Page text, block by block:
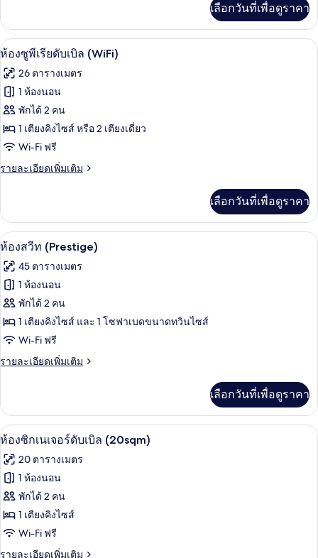
(35sqm)
เกี่ยว
กับ
ห้อง
เนียร์
สวี
(35sqm)
เลือกวันที่เพื่อดูราคา
เปิด
ภาพถ่าย
ทั้งหมด
ของ
ห้อง
ซู
พี
บเบิล
(WiFi)
ห้องซูพีเรียดับเบิล (WiFi) | เครื่องนอ
10
ห้องซูพีเรียดับเบิล (WiFi)
26 ตารางเมตร
1 ห้องนอน
พักได้ 2 คน
1 เตียงคิงไซส์ หรือ 2 เตียงเดี่ยว
Wi-Fi ฟรี
รายละเอียดเพิ่มเติม
ราย
เกี่ยว
กับ
ห้อง
พี
เรียดั
(WiFi)
เลือกวันที่เพื่อดูราคา
เปิด
ภาพถ่าย
ทั้งหมด
ของ
ห้อง
สวีท
(Prestige)
ห้องสวีท (Prestige) | เครื่องนอนระดั
5
ห้องสวีท (Prestige)
45 ตารางเมตร
1 ห้องนอน
พักได้ 2 คน
1 เตียงคิงไซส์ และ 1 โซฟาเบดขนาดทวินไซส์
Wi-Fi ฟรี
รายละเอียดเพิ่มเติม
ราย
เกี่ยว
กับ
ห้อง
ท
(Prestige)
เลือกวันที่เพื่อดูราคา
เปิด
ภาพถ่าย
ทั้งหมด
ของ
ห้อง
ซิก
ห้องซิกเนเจอร์ดับเบิล (20sqm) | เครื่
6
ห้องซิกเนเจอร์ดับเบิล (20sqm)
20 ตารางเมตร
1 ห้องนอน
พักได้ 2 คน
1 เตียงคิงไซส์
Wi-Fi ฟรี
รายละเอียดเพิ่มเติม
ราย